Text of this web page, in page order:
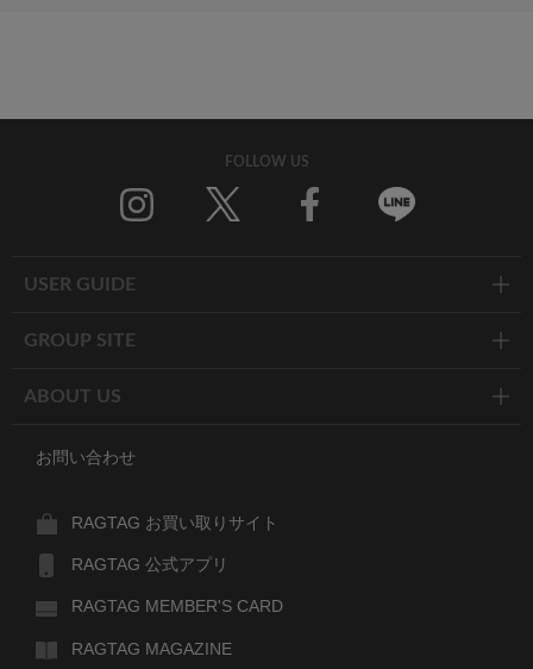
FOLLOW US
USER GUIDE
GROUP SITE
ABOUT US
お問い合わせ
RAGTAG お買い取りサイト
RAGTAG 公式アプリ
RAGTAG MEMBER'S CARD
RAGTAG MAGAZINE